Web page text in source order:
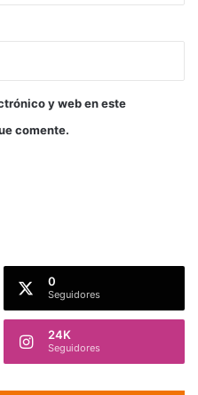
y web en este
comente.
0
Seguidores
24K
Seguidores